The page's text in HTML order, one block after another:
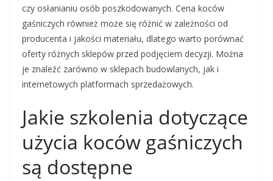
czy osłanianiu osób poszkodowanych. Cena koców
gaśniczych również może się różnić w zależności od
producenta i jakości materiału, dlatego warto porównać
oferty różnych sklepów przed podjęciem decyzji. Można
je znaleźć zarówno w sklepach budowlanych, jak i
internetowych platformach sprzedażowych.
Jakie szkolenia dotyczące
użycia koców gaśniczych
są dostępne